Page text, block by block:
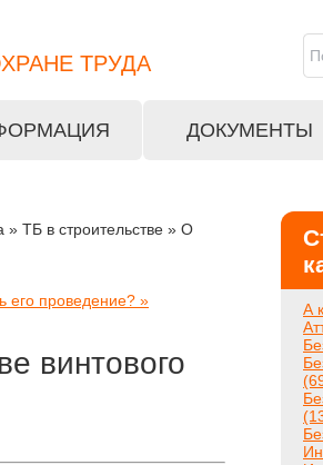
ТРУДА
ДОКУМЕНТЫ
» ТБ в строительстве » О
его проведение? »
винтового
А